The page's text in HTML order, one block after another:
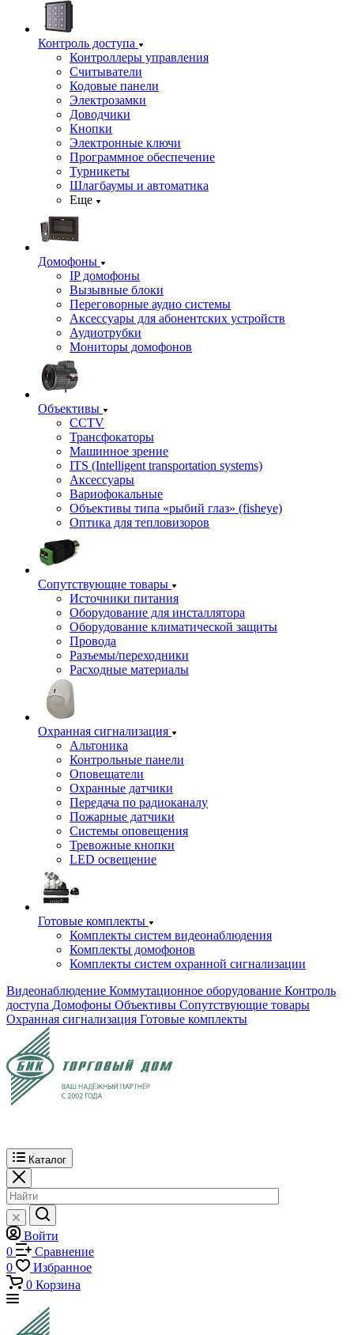
Контроль доступа
Контроллеры управления
Считыватели
Кодовые панели
Электрозамки
Доводчики
Кнопки
Электронные ключи
Программное обеспечение
Турникеты
Шлагбаумы и автоматика
Еще
Домофоны
IP домофоны
Вызывные блоки
Переговорные аудио системы
Аксессуары для абонентских устройств
Аудиотрубки
Мониторы домофонов
Объективы
CCTV
Трансфокаторы
Машинное зрение
ITS (Intelligent transportation systems)
Аксессуары
Вариофокальные
Объективы типа «рыбий глаз» (fisheye)
Оптика для тепловизоров
Сопутствующие товары
Источники питания
Оборудование для инсталлятора
Оборудование климатической защиты
Провода
Разъемы/переходники
Расходные материалы
Охранная сигнализация
Альтоника
Контрольные панели
Оповещатели
Охранные датчики
Передача по радиоканалу
Пожарные датчики
Системы оповещения
Тревожные кнопки
LED освещение
Готовые комплекты
Комплекты систем видеонаблюдения
Комплекты домофонов
Комплекты систем охранной сигнализации
Видеонаблюдение Коммутационное оборудование Контроль
доступа Домофоны Объективы Сопутствующие товары
Охранная сигнализация Готовые комплекты
Каталог
Войти
0
Сравнение
0
Избранное
0 Корзина